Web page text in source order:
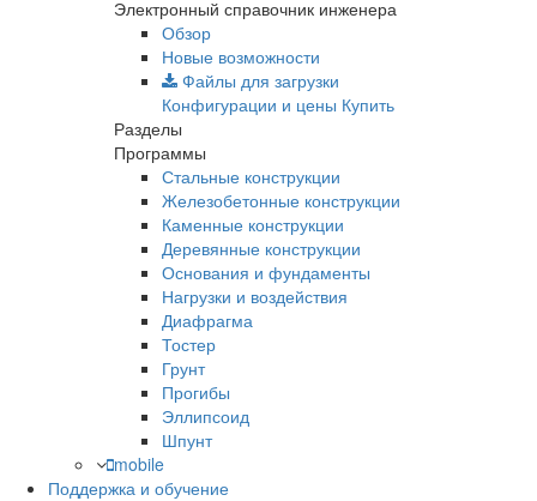
Электронный справочник инженера
Обзор
Новые возможности
Файлы для загрузки
Конфигурации и цены Купить
Разделы
Программы
Стальные конструкции
Железобетонные конструкции
Каменные конструкции
Деревянные конструкции
Основания и фундаменты
Нагрузки и воздействия
Диафрагма
Тостер
Грунт
Прогибы
Эллипсоид
Шпунт
mobile
Поддержка и обучение